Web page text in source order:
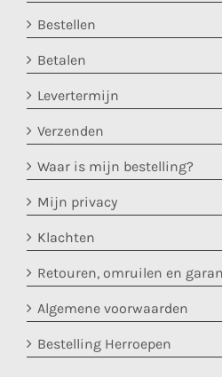
Bestellen
Betalen
Levertermijn
Verzenden
Waar is mijn bestelling?
Mijn privacy
Klachten
Retouren, omruilen en
Algemene voorwaarden
Bestelling Herroepen